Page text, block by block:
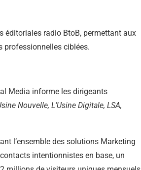
éditoriales radio BtoB, permettant aux
professionnelles ciblées.
Media informe les dirigeants
Nouvelle, L’Usine Digitale, LSA,
l’ensemble des solutions Marketing
intentionnistes en base, un